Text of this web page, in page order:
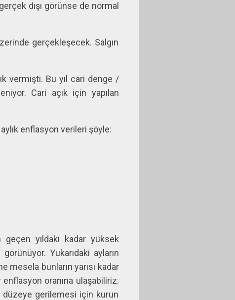
dışı görünse de normal
gerçekleşecek. Salgın
vermişti. Bu yıl cari denge /
Cari açık için yapılan
enflasyon verileri şöyle:
geçen yıldaki kadar yüksek
Yukarıdaki ayların
mesela bunların yarısı kadar
oranına ulaşabiliriz.
düzeye gerilemesi için kurun